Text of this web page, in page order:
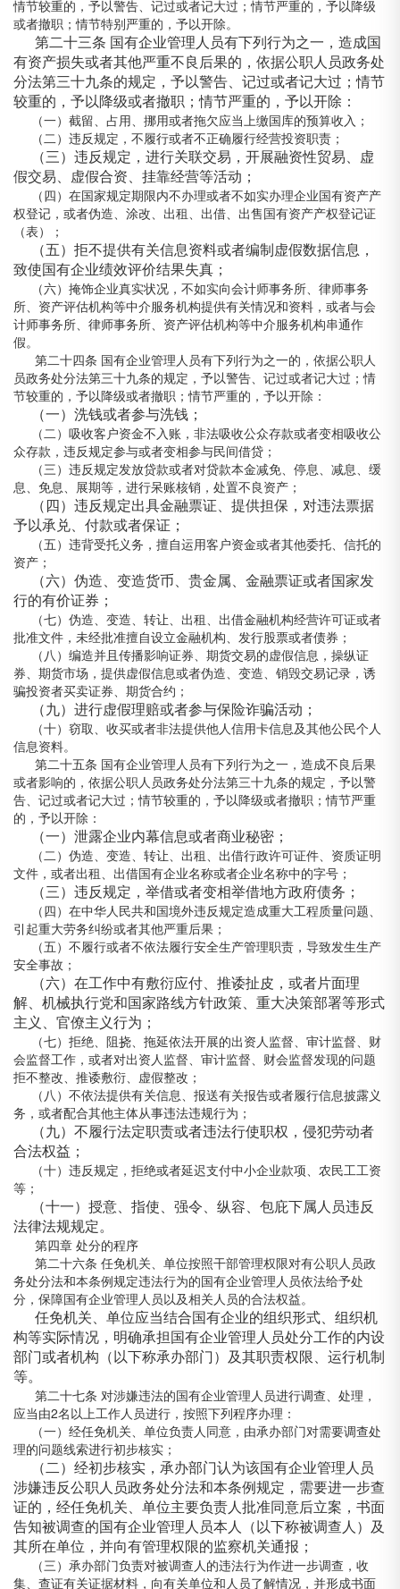
情节较重的，予以警告、记过或者记大过；情节严重的，予以降级
或者撤职；情节特别严重的，予以开除。
第二十三条 国有企业管理人员有下列行为之一，造成国
有资产损失或者其他严重不良后果的，依据公职人员政务处
分法第三十九条的规定，予以警告、记过或者记大过；情节
较重的，予以降级或者撤职；情节严重的，予以开除：
（一）截留、占用、挪用或者拖欠应当上缴国库的预算收入；
（二）违反规定，不履行或者不正确履行经营投资职责；
（三）违反规定，进行关联交易，开展融资性贸易、虚
假交易、虚假合资、挂靠经营等活动；
（四）在国家规定期限内不办理或者不如实办理企业国有资产产
权登记，或者伪造、涂改、出租、出借、出售国有资产产权登记证
（表）；
（五）拒不提供有关信息资料或者编制虚假数据信息，
致使国有企业绩效评价结果失真；
（六）掩饰企业真实状况，不如实向会计师事务所、律师事务
所、资产评估机构等中介服务机构提供有关情况和资料，或者与会
计师事务所、律师事务所、资产评估机构等中介服务机构串通作
假。
第二十四条 国有企业管理人员有下列行为之一的，依据公职人
员政务处分法第三十九条的规定，予以警告、记过或者记大过；情
节较重的，予以降级或者撤职；情节严重的，予以开除：
（一）洗钱或者参与洗钱；
（二）吸收客户资金不入账，非法吸收公众存款或者变相吸收公
众存款，违反规定参与或者变相参与民间借贷；
（三）违反规定发放贷款或者对贷款本金减免、停息、减息、缓
息、免息、展期等，进行呆账核销，处置不良资产；
（四）违反规定出具金融票证、提供担保，对违法票据
予以承兑、付款或者保证；
（五）违背受托义务，擅自运用客户资金或者其他委托、信托的
资产；
（六）伪造、变造货币、贵金属、金融票证或者国家发
行的有价证券；
（七）伪造、变造、转让、出租、出借金融机构经营许可证或者
批准文件，未经批准擅自设立金融机构、发行股票或者债券；
（八）编造并且传播影响证券、期货交易的虚假信息，操纵证
券、期货市场，提供虚假信息或者伪造、变造、销毁交易记录，诱
骗投资者买卖证券、期货合约；
（九）进行虚假理赔或者参与保险诈骗活动；
（十）窃取、收买或者非法提供他人信用卡信息及其他公民个人
信息资料。
第二十五条 国有企业管理人员有下列行为之一，造成不良后果
或者影响的，依据公职人员政务处分法第三十九条的规定，予以警
告、记过或者记大过；情节较重的，予以降级或者撤职；情节严重
的，予以开除：
（一）泄露企业内幕信息或者商业秘密；
（二）伪造、变造、转让、出租、出借行政许可证件、资质证明
文件，或者出租、出借国有企业名称或者企业名称中的字号；
（三）违反规定，举借或者变相举借地方政府债务；
（四）在中华人民共和国境外违反规定造成重大工程质量问题、
引起重大劳务纠纷或者其他严重后果；
（五）不履行或者不依法履行安全生产管理职责，导致发生生产
安全事故；
（六）在工作中有敷衍应付、推诿扯皮，或者片面理
解、机械执行党和国家路线方针政策、重大决策部署等形式
主义、官僚主义行为；
（七）拒绝、阻挠、拖延依法开展的出资人监督、审计监督、财
会监督工作，或者对出资人监督、审计监督、财会监督发现的问题
拒不整改、推诿敷衍、虚假整改；
（八）不依法提供有关信息、报送有关报告或者履行信息披露义
务，或者配合其他主体从事违法违规行为；
（九）不履行法定职责或者违法行使职权，侵犯劳动者
合法权益；
（十）违反规定，拒绝或者延迟支付中小企业款项、农民工工资
等；
（十一）授意、指使、强令、纵容、包庇下属人员违反
法律法规规定。
第四章 处分的程序
第二十六条 任免机关、单位按照干部管理权限对有公职人员政
务处分法和本条例规定违法行为的国有企业管理人员依法给予处
分，保障国有企业管理人员以及相关人员的合法权益。
任免机关、单位应当结合国有企业的组织形式、组织机
构等实际情况，明确承担国有企业管理人员处分工作的内设
部门或者机构（以下称承办部门）及其职责权限、运行机制
等。
第二十七条 对涉嫌违法的国有企业管理人员进行调查、处理，
应当由2名以上工作人员进行，按照下列程序办理：
（一）经任免机关、单位负责人同意，由承办部门对需要调查处
理的问题线索进行初步核实；
（二）经初步核实，承办部门认为该国有企业管理人员
涉嫌违反公职人员政务处分法和本条例规定，需要进一步查
证的，经任免机关、单位主要负责人批准同意后立案，书面
告知被调查的国有企业管理人员本人（以下称被调查人）及
其所在单位，并向有管理权限的监察机关通报；
（三）承办部门负责对被调查人的违法行为作进一步调查，收
集、查证有关证据材料，向有关单位和人员了解情况，并形成书面